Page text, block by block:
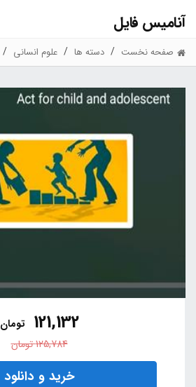
آنامیس فایل
صفحه نخست دسته ها علوم انسانی
121,132 تومان
125,784تومان
خرید و دانلود